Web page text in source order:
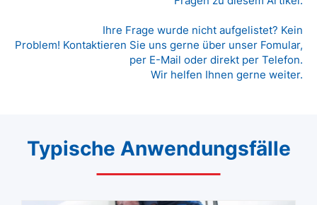
Ihre Frage wurde nicht aufgelistet? Kein
Problem! Kontaktieren Sie uns gerne über unser Fomular,
per E-Mail oder direkt per Telefon.
Wir helfen Ihnen gerne weiter.
Typische Anwendungsfälle